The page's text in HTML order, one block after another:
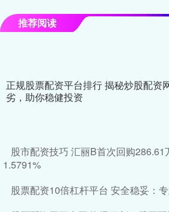
推荐阅读
正规股票配资平台排行 揭秘炒股配资
劣，助你稳健投资
股市配资技巧 汇丽B首次回购286.61
1.5791%
股票配资10倍杠杆平台 安全稳妥：